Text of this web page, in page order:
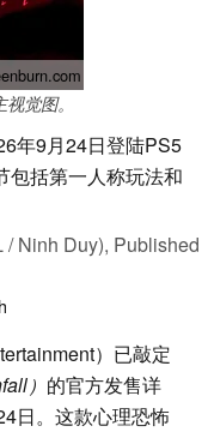
觉图。
年9月24日登陆PS5
包括第一人称玩法和
/ Ninh Duy), Published
）已敲定
） 的官方发售详
日。这款心理恐怖